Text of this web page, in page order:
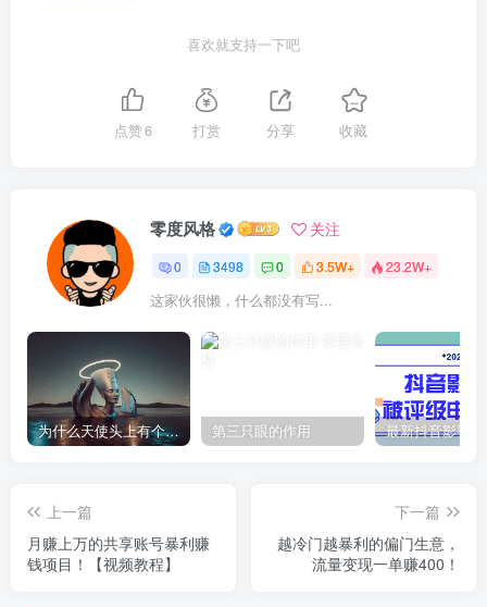
喜欢就支持一下吧
点赞6 打赏 分享 收藏
零度风格 关注
0 3498 0 3.5W+ 23.2W+
这家伙很懒，什么都没有写...
为什么天使头上有个圈？ 第三只眼的作用
上一篇
月赚上万的共享账号暴利赚
钱项目！【视频教程】
下一篇
越冷门越暴利的偏门生意，
流量变现一单赚400！